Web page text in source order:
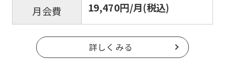
月会費
19,470円/月(税込)
詳しくみる